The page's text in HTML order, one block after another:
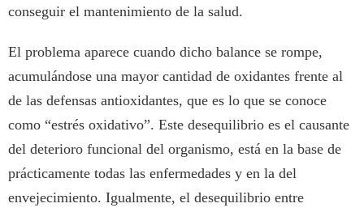
conseguir el mantenimiento de la salud.
El problema aparece cuando dicho balance se rompe,
acumulándose una mayor cantidad de oxidantes frente al
de las defensas antioxidantes, que es lo que se conoce
como “estrés oxidativo”. Este desequilibrio es el causante
del deterioro funcional del organismo, está en la base de
prácticamente todas las enfermedades y en la del
envejecimiento. Igualmente, el desequilibrio entre